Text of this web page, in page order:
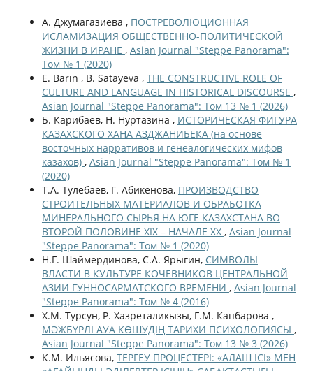
А. Джумагазиева , ПОСТРЕВОЛЮЦИОННАЯ
ИСЛАМИЗАЦИЯ ОБЩЕСТВЕННО-ПОЛИТИЧЕСКОЙ
ЖИЗНИ В ИРАНЕ , Asian Journal "Steppe Panorama":
Том № 1 (2020)
E. Barın , B. Satayeva , THE CONSTRUCTIVE ROLE OF
CULTURE AND LANGUAGE IN HISTORICAL DISCOURSE ,
Asian Journal "Steppe Panorama": Том 13 № 1 (2026)
Б. Карибаев, Н. Нуртазина , ИСТОРИЧЕСКАЯ ФИГУРА
КАЗАХСКОГО ХАНА АЗДЖАНИБЕКА (на основе
восточных нарративов и генеалогических мифов
казахов) , Asian Journal "Steppe Panorama": Том № 1
(2020)
Т.А. Тулебаев, Г. Абикенова, ПРОИЗВОДСТВО
СТРОИТЕЛЬНЫХ МАТЕРИАЛОВ И ОБРАБОТКА
МИНЕРАЛЬНОГО СЫРЬЯ НА ЮГЕ КАЗАХСТАНА ВО
ВТОРОЙ ПОЛОВИНЕ ХІХ – НАЧАЛЕ ХХ , Asian Journal
"Steppe Panorama": Том № 1 (2020)
Н.Г. Шаймердинова, С.А. Ярыгин, СИМВОЛЫ
ВЛАСТИ В КУЛЬТУРЕ КОЧЕВНИКОВ ЦЕНТРАЛЬНОЙ
АЗИИ ГУННОСАРМАТСКОГО ВРЕМЕНИ , Asian Journal
"Steppe Panorama": Том № 4 (2016)
Х.М. Турсун, Р. Хазреталикызы, Г.М. Капбарова ,
МӘЖБҮРЛІ АУА КӨШУДІҢ ТАРИХИ ПСИХОЛОГИЯСЫ ,
Asian Journal "Steppe Panorama": Том 13 № 3 (2026)
К.М. Ильясова, ТЕРГЕУ ПРОЦЕСТЕРІ: «АЛАШ ІСІ» МЕН